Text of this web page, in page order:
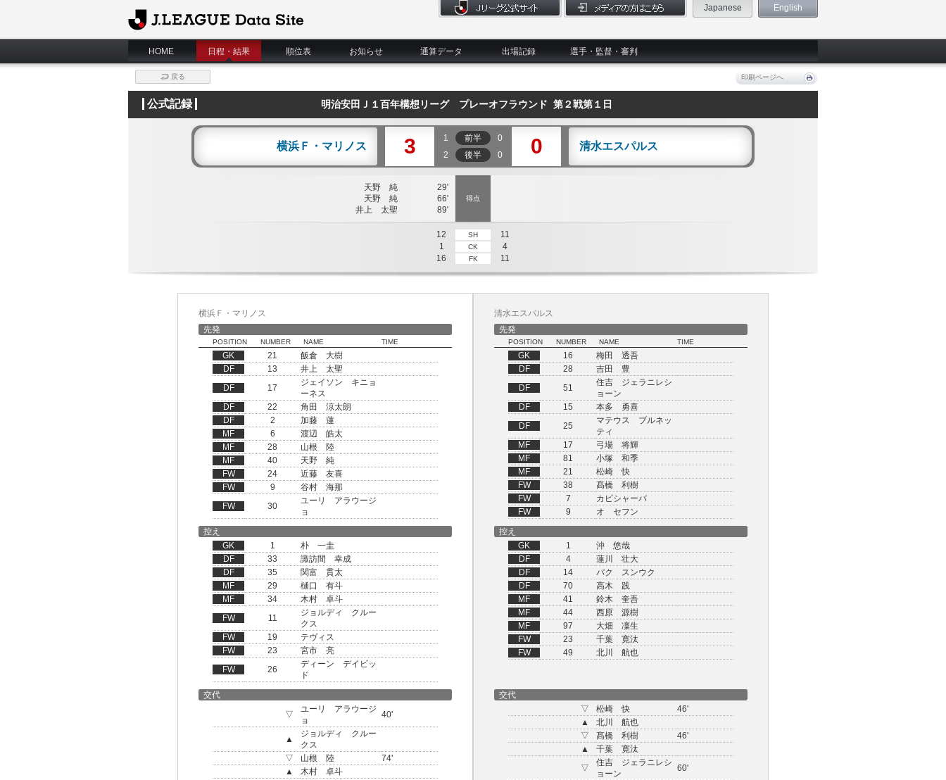
J.League Data Site
Japanese English
HOME 日程・結果 順位表 お知らせ 通算データ 出場記録 選手・監督・審判
戻る 印刷ページへ
公式記録 明治安田Ｊ１百年構想リーグ プレーオフラウンド 第２戦第１日
横浜Ｆ・マリノス 3 1 前半
0
2
後半 0 0 清水エスパルス
天野 純
29'
天野 純
66'
井上 太聖
89'
得点
12 SH
11
1
CK
4
16
FK 11
横浜Ｆ・マリノス
先発
POSITION NUMBER NAME TIME
GK 21
飯倉 大樹
DF
13
井上 太聖
DF
17
ジェイソン キニョ
ーネス
DF
22
角田 涼太朗
DF
2
加藤 蓮
MF
6
渡辺 皓太
MF
28
山根 陸
MF
40
天野 純
FW
24
近藤 友喜
FW
9
谷村 海那
FW
30
ユーリ アラウージ
ョ
清水エスパルス
先発
POSITION NUMBER NAME TIME
GK 16
梅田 透吾
DF
28
吉田 豊
DF
51
住吉 ジェラニレシ
ョーン
DF
15
本多 勇喜
DF
25
マテウス ブルネッ
ティ
MF
17
弓場 将輝
MF
81
小塚 和季
MF
21
松崎 快
FW
38
髙橋 利樹
FW
7
カピシャーバ
FW
9
オ セフン
控え
GK
1
朴 一圭
DF
33
諏訪間 幸成
DF
35
関富 貫太
MF
29
樋口 有斗
MF
34
木村 卓斗
FW
11
ジョルディ クルー
クス
FW
19
テヴィス
FW
23
宮市 亮
FW
26
ディーン デイビッ
ド
控え
GK
1
沖 悠哉
DF
4
蓮川 壮大
DF
14
パク スンウク
DF
70
高木 践
MF
41
鈴木 奎吾
MF
44
西原 源樹
MF
97
大畑 凜生
FW
23
千葉 寛汰
FW
49 北川 航也
交代
▽
ユーリ アラウージ
ョ
40'
▲
ジョルディ クルー
クス
▽
山根 陸
74'
▲
木村 卓斗
交代
▽
松崎 快
46'
▲
北川 航也
▽
髙橋 利樹
46'
▲
千葉 寛汰
▽
住吉 ジェラニレシ
ョーン
60'